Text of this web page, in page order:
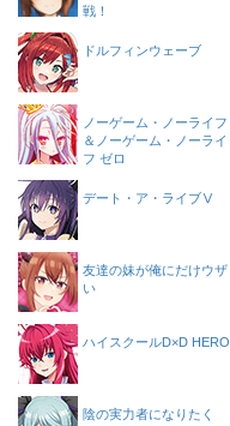
戦！
ドルフィンウェーブ
ノーゲーム・ノーライフ
＆ノーゲーム・ノーライ
フ ゼロ
デート・ア・ライブⅤ
友達の妹が俺にだけウザ
い
ハイスクールD×D HERO
陰の実力者になりたく